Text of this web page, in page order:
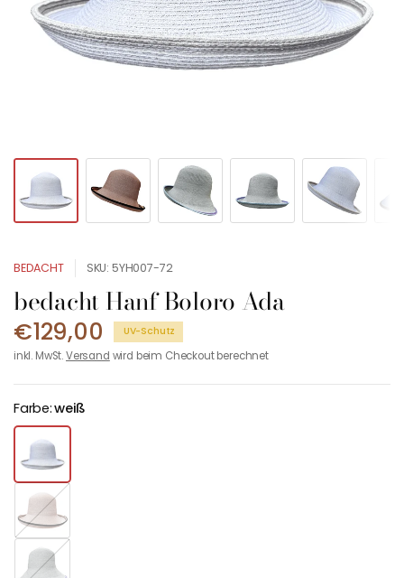
BEDACHT SKU: 5YH007-72
bedacht Hanf Boloro Ada
€129,00 UV-Schutz
inkl. MwSt.Versand wird beim Checkout berechnet
Farbe:weiß